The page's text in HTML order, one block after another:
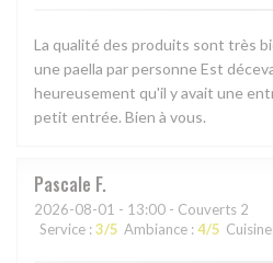
La qualité des produits sont très
une paella par personne Est
heureusement qu'il y avait une
petit entrée. Bien à vous.
Pascale F
2026-08-01 - 13:00 - Couverts 2
Service : 3/5 Ambiance : 4/5 Cuisine